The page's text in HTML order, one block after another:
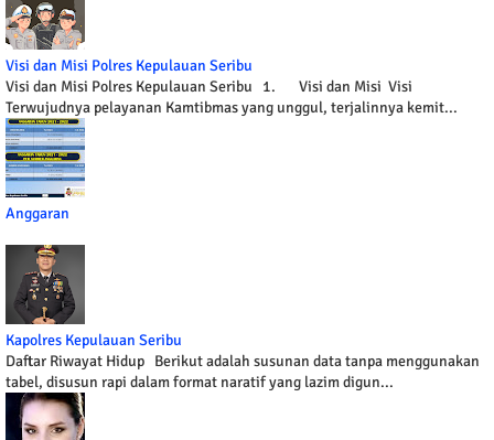
Visi dan Misi Polres Kepulauan Seribu
Visi dan Misi Polres Kepulauan Seribu 1. Visi dan Misi Visi
Terwujudnya pelayanan Kamtibmas yang unggul, terjalinnya kemit...
Anggaran
Kapolres Kepulauan Seribu
Daftar Riwayat Hidup Berikut adalah susunan data tanpa menggunakan
tabel, disusun rapi dalam format naratif yang lazim digun...